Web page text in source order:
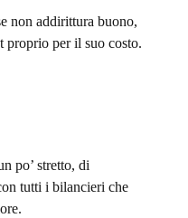
non addirittura buono,
proprio per il suo costo.
po’ stretto, di
tutti i bilancieri che